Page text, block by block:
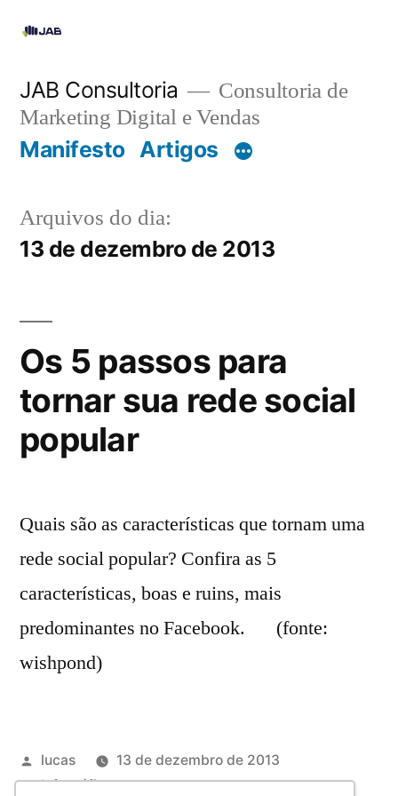
JAB Consultoria
Consultoria de
Marketing Digital e Vendas
Manifesto Artigos
Arquivos do dia:
13 de dezembro de 2013
Os 5 passos para
tornar sua rede social
popular
Quais são as características que tornam uma
rede social popular? Confira as 5
características, boas e ruins, mais
predominantes no Facebook. (fonte:
wishpond)
lucas
13 de dezembro de 2013
Infográficos